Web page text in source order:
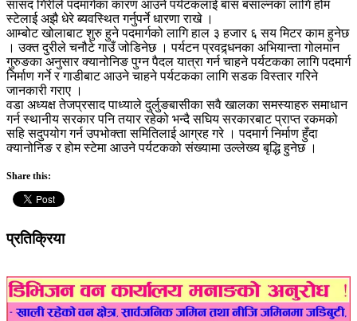
सांसद गिरीले पदमार्गका कारण आउने पर्यटकलाई बास बसाल्नका लागि होम
स्टेलाई अझै धेरे ब्यवस्थित गर्नुपर्ने धारणा राखे ।
आम्बोट खोलाबाट शुरु हुने पदमार्गको लागि हाल ३ हजार ६ सय मिटर काम हुनेछ
। उक्त दुरीले चनौटे गाउँ जोडिनेछ । पर्यटन प्रवद्र्धनका अभियान्ता गोलमान
गुरुङका अनुसार क्यानोनिङ पुग्न पैदल यात्रा गर्न चाहने पर्यटकका लागि पदमार्ग
निर्माण गर्ने र गाडीबाट आउने चाहने पर्यटकका लागि सडक विस्तार गरिने
जानकारी गराए ।
वडा अध्यक्ष तेजप्रसाद पाध्याले दुर्लुङबासीका सवै खालका समस्याहरु समाधान
गर्न स्थानीय सरकार पनि तयार रहेको भन्दै सघिय सरकारबाट प्राप्त रकमको
सहि सदुपयोग गर्न उपभोक्ता समितिलाई आग्रह गरे । पदमार्ग निर्माण हुँदा
क्यानोनिङ र होम स्टेमा आउने पर्यटकको संख्यामा उल्लेख्य बृद्धि हुनेछ ।
Share this:
प्रतिक्रिया